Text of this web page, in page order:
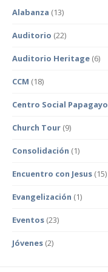
Alabanza (13)
Auditorio (22)
Auditorio Heritage (6)
CCM (18)
Centro Social Papagayo
Church Tour (9)
Consolidación (1)
Encuentro con Jesus (15)
Evangelización (1)
Eventos (23)
Jóvenes (2)